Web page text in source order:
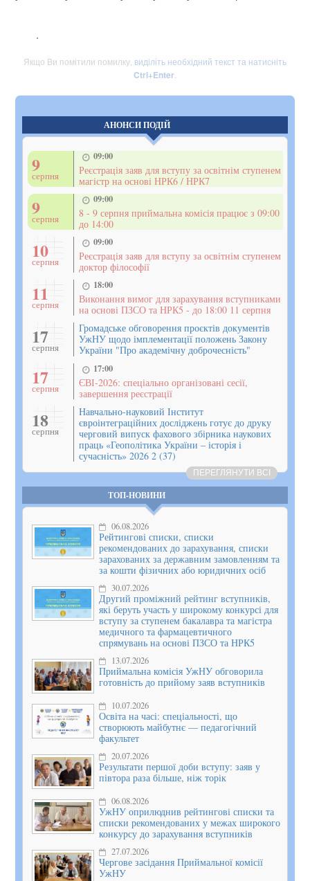
.
Якщо Ви помітили помилку, виділіть необхідний текст та натисніть
Ctrl+Enter
АНОНСИ ПОДІЙ
9
серпня
09:00
Реєстрація заяв для вступу за освітнім ступенем
магістр на основі НРК6 / НРК7
9
серпня
09:00
8 - 9 серпня приймальна комісія працює з 09:00
до 14:00
10
серпня
09:00
Реєстрація заяв для вступу за освітнім ступенем
доктор філософії
11
серпня
18:00
Виконання вимог для зарахування вступниками
на основі ПЗСО та НРК5 - до 18:00 11 серпня
17
серпня
Громадське обговорення проєктів документів
УжНУ щодо імплементації положень Закону
України "Про академічну доброчесність"
17
серпня
17:00
ЄВІ-2026: спеціально організовані сесії,
завершення реєстрації
18
серпня
Навчально-науковий Інститут
євроінтеграційних досліджень готує до друку
черговий випуск фахового збірника наукових
праць «Геополітика України – історія і
сучасність» 2026 2 (37)
ПЕРЕГЛЯНУТИ ВСІ
ТОП-НОВИНИ
06.08.2026
Рейтингові списки, списки
рекомендованих до зарахування, списки
зарахованих за державним замовленням та
за кошти фізичних або юридичних осіб
30.07.2026
Другий проміжний рейтинг вступників,
які беруть участь у широкому конкурсі для
вступу за ступенем бакалавра та магістра
медичного та фармацевтичного
спрямувань на основі ПЗСО та НРК5
13.07.2026
Приймальна комісія УжНУ обговорила
готовність до прийому заяв вступників
10.07.2026
Освіта на часі: спеціальності, що
створюють майбутнє — педагогічний
факультет
20.07.2026
Результати першої доби вступу: заяв у
півтора раза більше, ніж торік
06.08.2026
УжНУ оприлюднив рейтингові списки та
списки рекомендованих у межах широкого
конкурсу до зарахування вступників
27.07.2026
Чергове засідання Приймальної комісії
УжНУ